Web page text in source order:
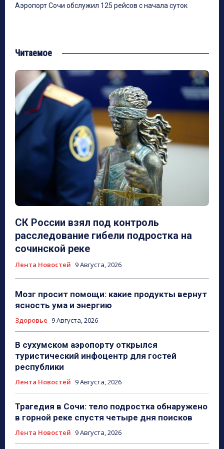
Аэропорт Сочи обслужил 125 рейсов с начала суток
Читаемое
СК России взял под контроль
расследование гибели подростка на
сочинской реке
Лента Новостей 9 Августа, 2026
Мозг просит помощи: какие продукты вернут
ясность ума и энергию
Здоровье 9 Августа, 2026
В сухумском аэропорту открылся
туристический инфоцентр для гостей
республики
Лента Новостей 9 Августа, 2026
Трагедия в Сочи: тело подростка обнаружено
в горной реке спустя четыре дня поисков
Лента Новостей 9 Августа, 2026